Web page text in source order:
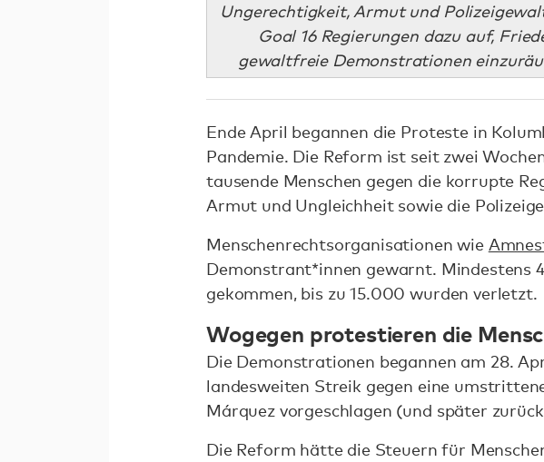
Ungerechtigkeit, Armut und
Goal 16 Regierungen dazu auf,
gewaltfreie Demonstrationen
Ende April begannen die Proteste in
Pandemie. Die Reform ist seit zwei
tausende Menschen gegen die korrupte
Armut und Ungleichheit sowie die
Menschenrechtsorganisationen wie
Demonstrant*innen gewarnt. Mindestens
gekommen, bis zu 15.000 wurden verletzt.
Wogegen protestieren die
Die Demonstrationen begannen am 28.
landesweiten Streik gegen eine
Márquez vorgeschlagen (und später
Die Reform hätte die Steuern für